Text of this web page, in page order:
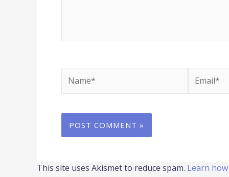
This site uses Akismet to reduce spam. Learn